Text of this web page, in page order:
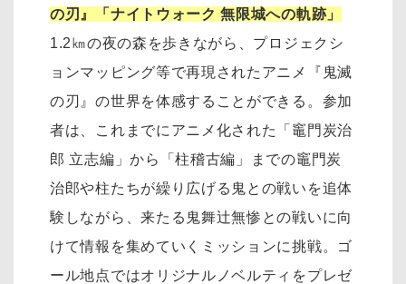
の刃』「ナイトウォーク 無限城への軌跡」
1.2㎞の夜の森を歩きながら、プロジェクシ
ョンマッピング等で再現されたアニメ『鬼滅
の刃』の世界を体感することができる。参加
者は、これまでにアニメ化された「竈門炭治
郎 立志編」から「柱稽古編」までの竈門炭
治郎や柱たちが繰り広げる鬼との戦いを追体
験しながら、来たる鬼舞辻󠄀無惨との戦いに向
けて情報を集めていくミッションに挑戦。ゴ
ール地点ではオリジナルノベルティをプレゼ